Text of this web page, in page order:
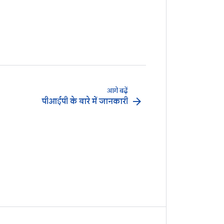
आगे बढ़ें
पीआईपी के बारे में जानकारी arrow_forward